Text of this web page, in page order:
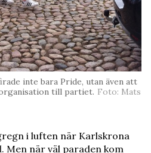
inte bara Pride, utan även att
till partiet. Foto: Mats
i luften när Karlskrona
Men när väl paraden kom